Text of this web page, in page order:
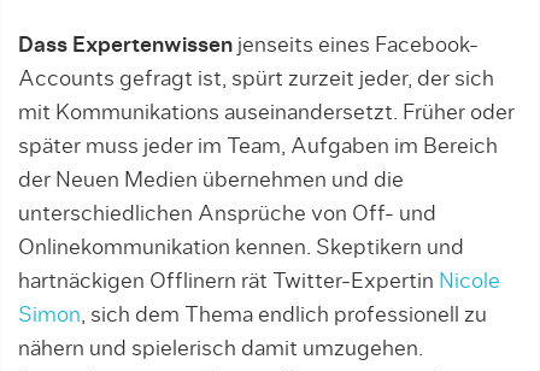
Dass Expertenwissen jenseits eines Facebook-
Accounts gefragt ist, spürt zurzeit jeder, der sich
mit Kommunikations auseinandersetzt. Früher oder
später muss jeder im Team, Aufgaben im Bereich
der Neuen Medien übernehmen und die
unterschiedlichen An­sprüche von Off- und
Onlinekommunikation kennen. Skeptikern und
hartnäckigen Offlinern rät Twitter-Expertin Nicole
Simon, sich dem Thema endlich professionell zu
nähern und spielerisch damit umzugehen.